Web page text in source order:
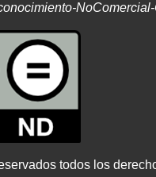
todos los